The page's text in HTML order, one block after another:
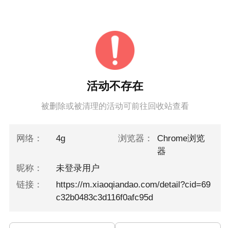
活动不存在
被删除或被清理的活动可前往回收站查看
网络： 4g 浏览器：
Chrome浏览
器
昵称：
未登录用户
链接：
https://m.xiaoqiandao.com/detail?cid=69
c32b0483c3d116f0afc95d